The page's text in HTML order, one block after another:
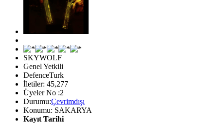
SKYWOLF
Genel Yetkili
DefenceTurk
İletiler: 45,277
Üyeler No :2
Durumu:Çevrimdışı
Konumu: SAKARYA
Kayıt Tarihi